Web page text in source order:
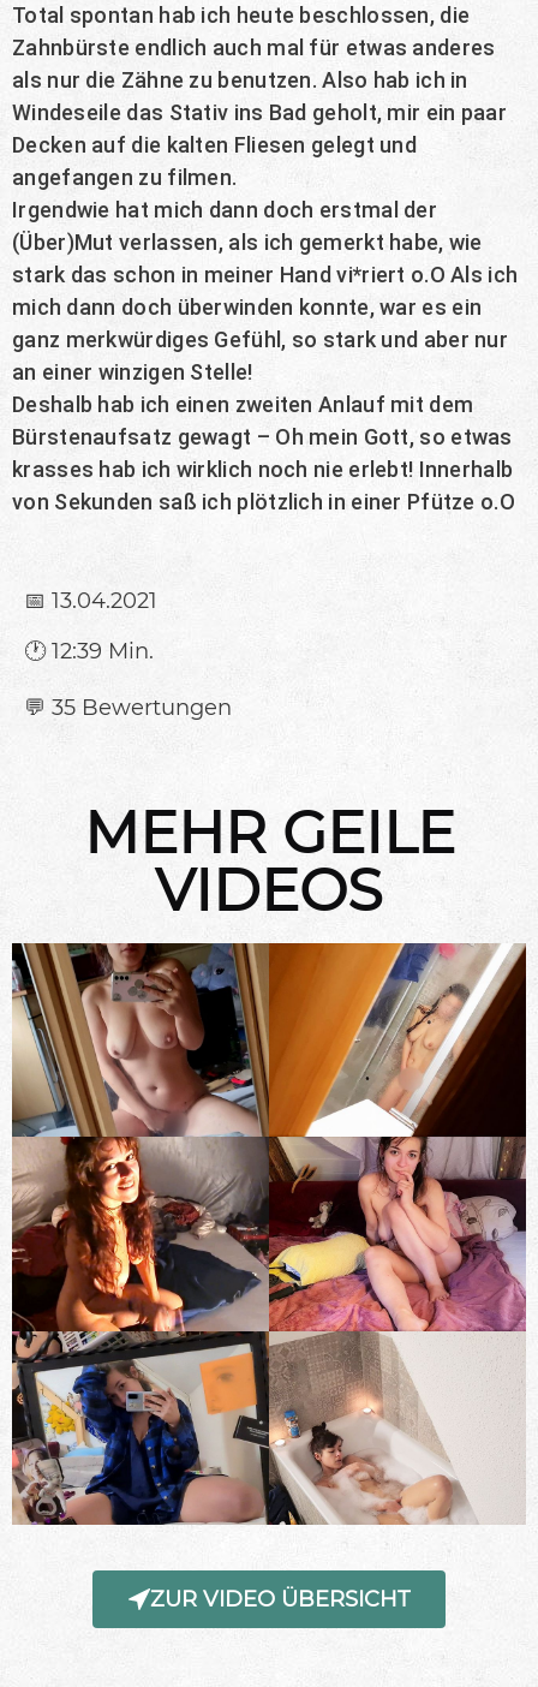
Total spontan hab ich heute beschlossen, die
Zahnbürste endlich auch mal für etwas anderes
als nur die Zähne zu benutzen. Also hab ich in
Windeseile das Stativ ins Bad geholt, mir ein paar
Decken auf die kalten Fliesen gelegt und
angefangen zu filmen.
Irgendwie hat mich dann doch erstmal der
(Über)Mut verlassen, als ich gemerkt habe, wie
stark das schon in meiner Hand vi*riert o.O Als ich
mich dann doch überwinden konnte, war es ein
ganz merkwürdiges Gefühl, so stark und aber nur
an einer winzigen Stelle!
Deshalb hab ich einen zweiten Anlauf mit dem
Bürstenaufsatz gewagt – Oh mein Gott, so etwas
krasses hab ich wirklich noch nie erlebt! Innerhalb
von Sekunden saß ich plötzlich in einer Pfütze o.O
📅 13.04.2021
🕐 12:39 Min.
💬 35 Bewertungen
MEHR GEILE
VIDEOS
ZUR VIDEO ÜBERSICHT